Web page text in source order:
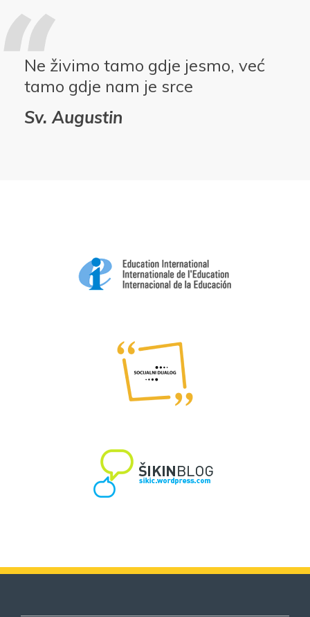
Ne živimo tamo gdje jesmo, već
tamo gdje nam je srce
Sv. Augustin